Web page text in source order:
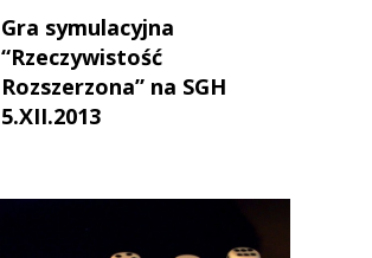
Gra symulacyjna
“Rzeczywistość
Rozszerzona” na SGH
5.XII.2013